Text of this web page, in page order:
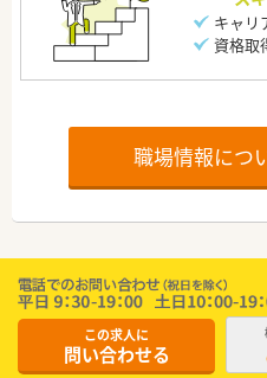
キャリ
資格取
職場情報につ
この求人に
問い合わせる